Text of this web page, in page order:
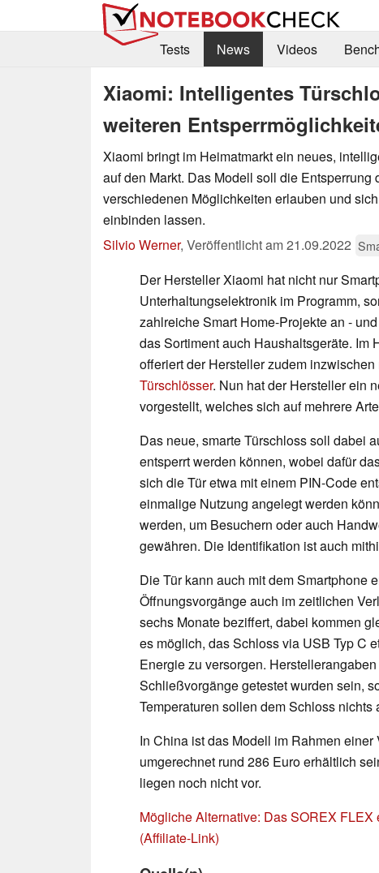
Tests
News Videos
Xiaomi: Intelligentes
weiteren
Xiaomi bringt im Heimatmarkt ein neues,
auf den Markt. Das Modell soll die Entsperrung
verschiedenen Möglichkeiten erlauben und
einbinden lassen.
Silvio Werner, Veröffentlicht am21.09.2022
Der Hersteller Xiaomi hat nicht nur
Unterhaltungselektronik im Programm,
zahlreiche Smart Home-Projekte an -
das Sortiment auch Haushaltsgeräte. Im
offeriert der Hersteller zudem inzwischen
Türschlösser. Nun hat der Hersteller ein
vorgestellt, welches sich auf mehrere
Das neue, smarte Türschloss soll dabei
entsperrt werden können, wobei dafür
sich die Tür etwa mit einem PIN-Code
einmalige Nutzung angelegt werden
werden, um Besuchern oder auch
gewähren. Die Identifikation ist auch
Die Tür kann auch mit dem Smartphone
Öffnungsvorgänge auch im zeitlichen
sechs Monate beziffert, dabei kommen
es möglich, das Schloss via USB Typ C
Energie zu versorgen.
Schließvorgänge getestet wurden sein,
Temperaturen sollen dem Schloss nichts
In China ist das Modell im Rahmen
umgerechnet rund 286 Euro erhältlich
liegen noch nicht vor.
Mögliche Alternative: Das SOREX
(Affiliate-Link)